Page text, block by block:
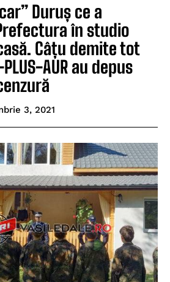
Duruș ce a
în studio
Câțu demite tot
AUR au depus
3, 2021